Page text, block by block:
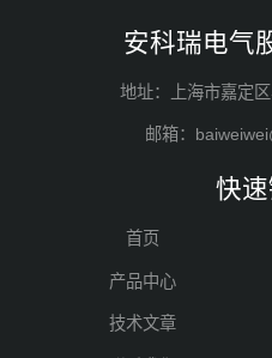
安科瑞电气
地址：上海市嘉定
邮箱：
快
首页
产品中心
技术文章